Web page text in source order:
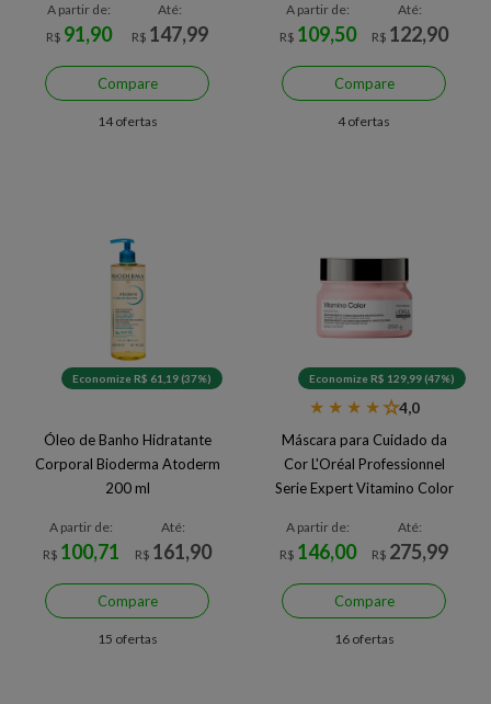
A partir de:
R$ 91,90
Até:
R$ 147,99
Compare
14 ofertas
A partir de:
R$ 109,50
Até:
R$ 122,90
Compare
4 ofertas
Economize R$ 61,19 (37%)
Óleo de Banho Hidratante
Corporal Bioderma Atoderm
200 ml
A partir de:
R$ 100,71
Até:
R$ 161,90
Compare
15 ofertas
Economize R$ 129,99 (47%)
★ ★ ★ ★★4,0
Máscara para Cuidado da
Cor L'Oréal Professionnel
Serie Expert Vitamino Color
A partir de:
R$ 146,00
Até:
R$ 275,99
Compare
16 ofertas